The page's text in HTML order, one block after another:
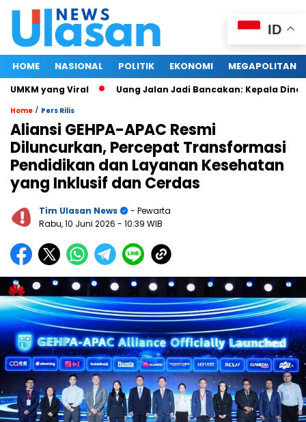
HOME NASIONAL POLITIK EKONOMI MEGAPOLITAN
yang Viral Uang Jalan Jadi Bancakan: Kepala Dinas
Home / Pers Rilis
Aliansi GEHPA-APAC Resmi
Diluncurkan, Percepat Transformasi
Pendidikan dan Layanan Kesehatan
yang Inklusif dan Cerdas
Tim Ulasan News
- Pewarta
Rabu, 10 Juni 2026 - 10:39 WIB
ID